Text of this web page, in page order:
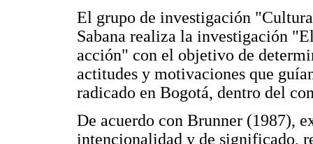
El grupo de investigación
Sabana realiza la investigación
acción" con el objetivo de
actitudes y motivaciones que
radicado en Bogotá, dentro del
De acuerdo con Brunner (1987),
intencionalidad y de significado,